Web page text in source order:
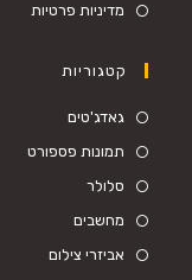
מדיניות פרטיות
קטגוריות
גאדג'טים
תמונות פספורט
סלולר
מחשבים
אביזרי צילום